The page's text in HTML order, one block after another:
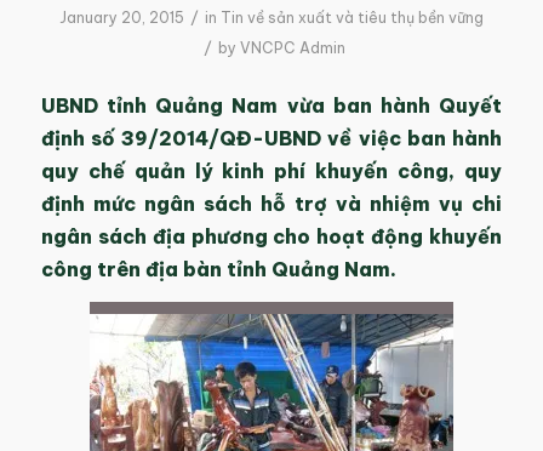
January 20, 2015 / in Tin về sản xuất và tiêu thụ bền vững
/ by VNCPC Admin
UBND tỉnh Quảng Nam vừa ban hành Quyết
định số 39/2014/QĐ-UBND về việc ban hành
quy chế quản lý kinh phí khuyến công, quy
định mức ngân sách hỗ trợ và nhiệm vụ chi
ngân sách địa phương cho hoạt động khuyến
công trên địa bàn tỉnh Quảng Nam.